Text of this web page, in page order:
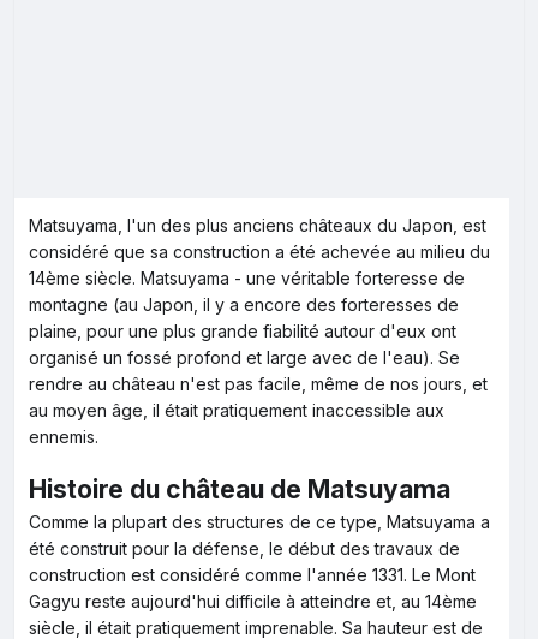
Matsuyama, l'un des plus anciens châteaux du Japon, est
considéré que sa construction a été achevée au milieu du
14ème siècle. Matsuyama - une véritable forteresse de
montagne (au Japon, il y a encore des forteresses de
plaine, pour une plus grande fiabilité autour d'eux ont
organisé un fossé profond et large avec de l'eau). Se
rendre au château n'est pas facile, même de nos jours, et
au moyen âge, il était pratiquement inaccessible aux
ennemis.
Histoire du château de Matsuyama
Comme la plupart des structures de ce type, Matsuyama a
été construit pour la défense, le début des travaux de
construction est considéré comme l'année 1331. Le Mont
Gagyu reste aujourd'hui difficile à atteindre et, au 14ème
siècle, il était pratiquement imprenable. Sa hauteur est de